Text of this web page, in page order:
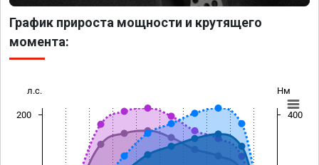
График прироста мощности и крутящего
момента:
л.с. Нм
200 400